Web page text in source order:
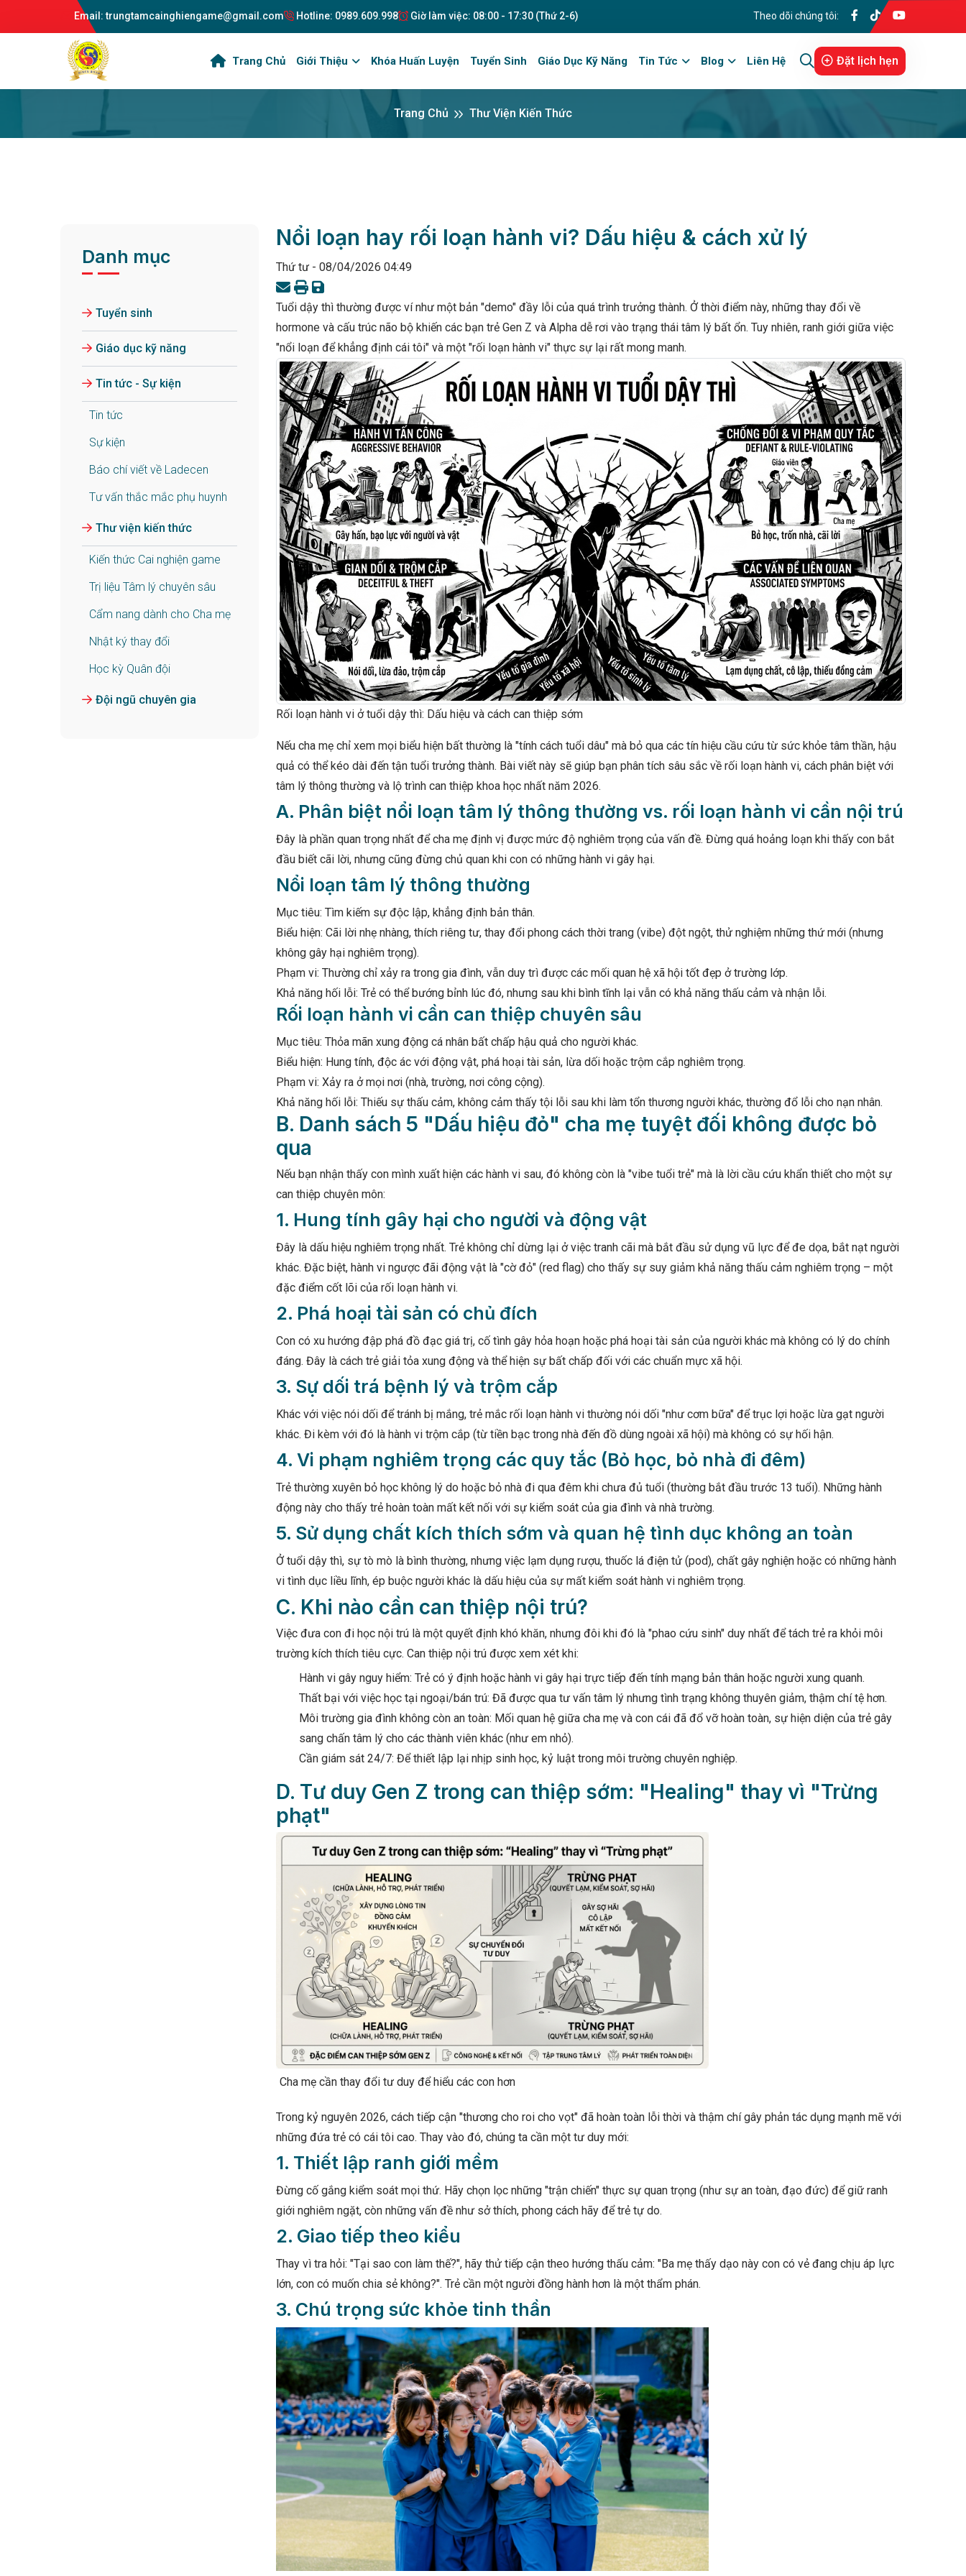
Email: trungtamcainghiengame@gmail.com Hotline: 0989.609.998 Giờ làm việc: 08:00 - 17:30 (Thứ 2-6) Theo dõi chúng tôi:
Trang Chủ Giới Thiệu Khóa Huấn Luyện Tuyển Sinh Giáo Dục Kỹ Năng Tin Tức Blog Liên Hệ Đặt lịch hẹn
Trang Chủ Thư Viện Kiến Thức
Danh mục
Tuyển sinh
Giáo dục kỹ năng
Tin tức - Sự kiện
Tin tức
Sự kiện
Báo chí viết về Ladecen
Tư vấn thắc mắc phụ huynh
Thư viện kiến thức
Kiến thức Cai nghiện game
Trị liệu Tâm lý chuyên sâu
Cẩm nang dành cho Cha mẹ
Nhật ký thay đổi
Học kỳ Quân đội
Đội ngũ chuyên gia
Nổi loạn hay rối loạn hành vi? Dấu hiệu & cách xử lý
Thứ tư - 08/04/2026 04:49
Tuổi dậy thì thường được ví như một bản "demo" đầy lỗi của quá trình trưởng thành. Ở thời điểm này, những thay đổi về
hormone và cấu trúc não bộ khiến các bạn trẻ Gen Z và Alpha dễ rơi vào trạng thái tâm lý bất ổn. Tuy nhiên, ranh giới giữa việc
"nổi loạn để khẳng định cái tôi" và một "rối loạn hành vi" thực sự lại rất mong manh.
Rối loạn hành vi ở tuổi dậy thì: Dấu hiệu và cách can thiệp sớm
Nếu cha mẹ chỉ xem mọi biểu hiện bất thường là "tính cách tuổi dâu" mà bỏ qua các tín hiệu cầu cứu từ sức khỏe tâm thần, hậu
quả có thể kéo dài đến tận tuổi trưởng thành. Bài viết này sẽ giúp bạn phân tích sâu sắc về rối loạn hành vi, cách phân biệt với
tâm lý thông thường và lộ trình can thiệp khoa học nhất năm 2026.
A. Phân biệt nổi loạn tâm lý thông thường vs. rối loạn hành vi cần nội trú
Đây là phần quan trọng nhất để cha mẹ định vị được mức độ nghiêm trọng của vấn đề. Đừng quá hoảng loạn khi thấy con bắt
đầu biết cãi lời, nhưng cũng đừng chủ quan khi con có những hành vi gây hại.
Nổi loạn tâm lý thông thường
Mục tiêu: Tìm kiếm sự độc lập, khẳng định bản thân.
Biểu hiện: Cãi lời nhẹ nhàng, thích riêng tư, thay đổi phong cách thời trang (vibe) đột ngột, thử nghiệm những thứ mới (nhưng
không gây hại nghiêm trọng).
Phạm vi: Thường chỉ xảy ra trong gia đình, vẫn duy trì được các mối quan hệ xã hội tốt đẹp ở trường lớp.
Khả năng hối lỗi: Trẻ có thể bướng bỉnh lúc đó, nhưng sau khi bình tĩnh lại vẫn có khả năng thấu cảm và nhận lỗi.
Rối loạn hành vi cần can thiệp chuyên sâu
Mục tiêu: Thỏa mãn xung động cá nhân bất chấp hậu quả cho người khác.
Biểu hiện: Hung tính, độc ác với động vật, phá hoại tài sản, lừa dối hoặc trộm cắp nghiêm trọng.
Phạm vi: Xảy ra ở mọi nơi (nhà, trường, nơi công cộng).
Khả năng hối lỗi: Thiếu sự thấu cảm, không cảm thấy tội lỗi sau khi làm tổn thương người khác, thường đổ lỗi cho nạn nhân.
B. Danh sách 5 "Dấu hiệu đỏ" cha mẹ tuyệt đối không được bỏ
qua
Nếu bạn nhận thấy con mình xuất hiện các hành vi sau, đó không còn là "vibe tuổi trẻ" mà là lời cầu cứu khẩn thiết cho một sự
can thiệp chuyên môn:
1. Hung tính gây hại cho người và động vật
Đây là dấu hiệu nghiêm trọng nhất. Trẻ không chỉ dừng lại ở việc tranh cãi mà bắt đầu sử dụng vũ lực để đe dọa, bắt nạt người
khác. Đặc biệt, hành vi ngược đãi động vật là "cờ đỏ" (red flag) cho thấy sự suy giảm khả năng thấu cảm nghiêm trọng – một
đặc điểm cốt lõi của rối loạn hành vi.
2. Phá hoại tài sản có chủ đích
Con có xu hướng đập phá đồ đạc giá trị, cố tình gây hỏa hoạn hoặc phá hoại tài sản của người khác mà không có lý do chính
đáng. Đây là cách trẻ giải tỏa xung động và thể hiện sự bất chấp đối với các chuẩn mực xã hội.
3. Sự dối trá bệnh lý và trộm cắp
Khác với việc nói dối để tránh bị mắng, trẻ mắc rối loạn hành vi thường nói dối "như cơm bữa" để trục lợi hoặc lừa gạt người
khác. Đi kèm với đó là hành vi trộm cắp (từ tiền bạc trong nhà đến đồ dùng ngoài xã hội) mà không có sự hối hận.
4. Vi phạm nghiêm trọng các quy tắc (Bỏ học, bỏ nhà đi đêm)
Trẻ thường xuyên bỏ học không lý do hoặc bỏ nhà đi qua đêm khi chưa đủ tuổi (thường bắt đầu trước 13 tuổi). Những hành
động này cho thấy trẻ hoàn toàn mất kết nối với sự kiểm soát của gia đình và nhà trường.
5. Sử dụng chất kích thích sớm và quan hệ tình dục không an toàn
Ở tuổi dậy thì, sự tò mò là bình thường, nhưng việc lạm dụng rượu, thuốc lá điện tử (pod), chất gây nghiện hoặc có những hành
vi tình dục liều lĩnh, ép buộc người khác là dấu hiệu của sự mất kiểm soát hành vi nghiêm trọng.
C. Khi nào cần can thiệp nội trú?
Việc đưa con đi học nội trú là một quyết định khó khăn, nhưng đôi khi đó là "phao cứu sinh" duy nhất để tách trẻ ra khỏi môi
trường kích thích tiêu cực. Can thiệp nội trú được xem xét khi:
Hành vi gây nguy hiểm: Trẻ có ý định hoặc hành vi gây hại trực tiếp đến tính mạng bản thân hoặc người xung quanh.
Thất bại với việc học tại ngoại/bán trú: Đã được qua tư vấn tâm lý nhưng tình trạng không thuyên giảm, thậm chí tệ hơn.
Môi trường gia đình không còn an toàn: Mối quan hệ giữa cha mẹ và con cái đã đổ vỡ hoàn toàn, sự hiện diện của trẻ gây
sang chấn tâm lý cho các thành viên khác (như em nhỏ).
Cần giám sát 24/7: Để thiết lập lại nhịp sinh học, kỷ luật trong môi trường chuyên nghiệp.
D. Tư duy Gen Z trong can thiệp sớm: "Healing" thay vì "Trừng
phạt"
Cha mẹ cần thay đổi tư duy để hiểu các con hơn
Trong kỷ nguyên 2026, cách tiếp cận "thương cho roi cho vọt" đã hoàn toàn lỗi thời và thậm chí gây phản tác dụng mạnh mẽ với
những đứa trẻ có cái tôi cao. Thay vào đó, chúng ta cần một tư duy mới:
1. Thiết lập ranh giới mềm
Đừng cố gắng kiểm soát mọi thứ. Hãy chọn lọc những "trận chiến" thực sự quan trọng (như sự an toàn, đạo đức) để giữ ranh
giới nghiêm ngặt, còn những vấn đề như sở thích, phong cách hãy để trẻ tự do.
2. Giao tiếp theo kiểu
Thay vì tra hỏi: "Tại sao con làm thế?", hãy thử tiếp cận theo hướng thấu cảm: "Ba mẹ thấy dạo này con có vẻ đang chịu áp lực
lớn, con có muốn chia sẻ không?". Trẻ cần một người đồng hành hơn là một thẩm phán.
3. Chú trọng sức khỏe tinh thần